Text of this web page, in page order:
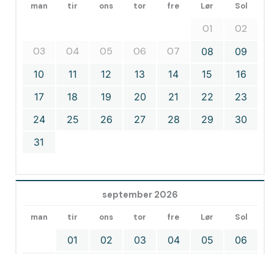
man tir ons tor fre Lør Sol
01
02
03
04 05 06 07 08
09
10
11 12 13 14 15
16
17
18 19 20 21 22
23
24
25 26 27 28 29
30
31
september 2026
man tir ons tor fre Lør Sol
01 02 03 04 05
06